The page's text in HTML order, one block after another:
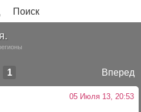
Поиск
Вперед
1
05 Июля 13, 20:53